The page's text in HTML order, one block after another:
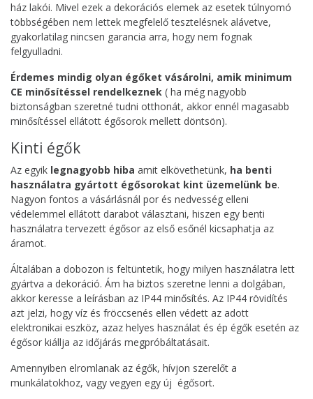
ház lakói. Mivel ezek a dekorációs elemek az esetek túlnyomó
többségében nem lettek megfelelő tesztelésnek alávetve,
gyakorlatilag nincsen garancia arra, hogy nem fognak
felgyulladni.
Érdemes mindig olyan égőket vásárolni, amik minimum
CE minősítéssel rendelkeznek ( ha még nagyobb
biztonságban szeretné tudni otthonát, akkor ennél magasabb
minősítéssel ellátott égősorok mellett döntsön).
Kinti égők
Az egyik legnagyobb hiba amit elkövethetünk, ha benti
használatra gyártott égősorokat kint üzemelünk be.
Nagyon fontos a vásárlásnál por és nedvesség elleni
védelemmel ellátott darabot választani, hiszen egy benti
használatra tervezett égősor az első esőnél kicsaphatja az
áramot.
Általában a dobozon is feltüntetik, hogy milyen használatra lett
gyártva a dekoráció. Ám ha biztos szeretne lenni a dolgában,
akkor keresse a leírásban az IP44 minősítés. Az IP44 rövidítés
azt jelzi, hogy víz és fröccsenés ellen védett az adott
elektronikai eszköz, azaz helyes használat és ép égők esetén az
égősor kiállja az időjárás megpróbáltatásait.
Amennyiben elromlanak az égők, hívjon szerelőt a
munkálatokhoz, vagy vegyen egy új égősort.